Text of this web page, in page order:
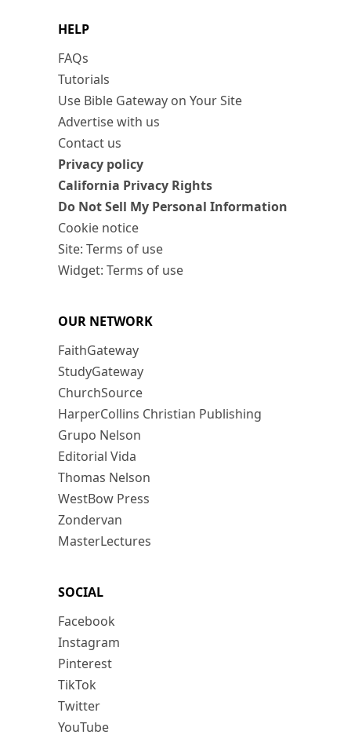
HELP
FAQs
Tutorials
Use Bible Gateway on Your Site
Advertise with us
Contact us
Privacy policy
California Privacy Rights
Do Not Sell My Personal Information
Cookie notice
Site: Terms of use
Widget: Terms of use
OUR NETWORK
FaithGateway
StudyGateway
ChurchSource
HarperCollins Christian Publishing
Grupo Nelson
Editorial Vida
Thomas Nelson
WestBow Press
Zondervan
MasterLectures
SOCIAL
Facebook
Instagram
Pinterest
TikTok
Twitter
YouTube